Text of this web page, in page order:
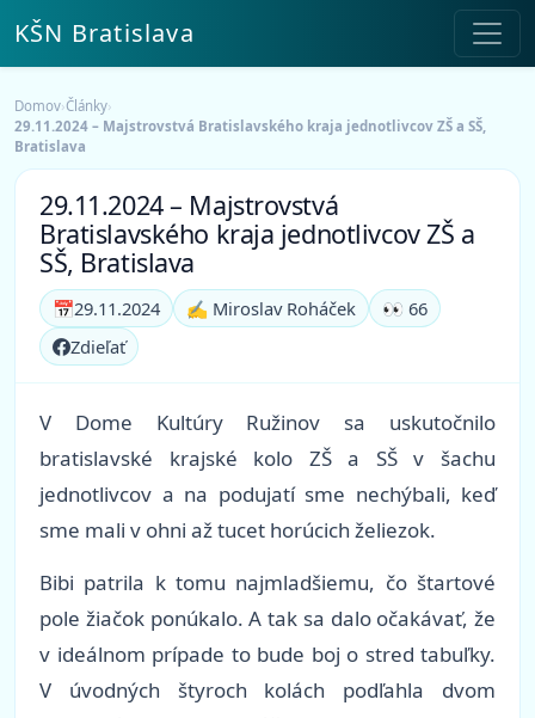
KŠN Bratislava
Domov›Články›
29.11.2024 – Majstrovstvá Bratislavského kraja jednotlivcov ZŠ a SŠ,
Bratislava
29.11.2024 – Majstrovstvá
Bratislavského kraja jednotlivcov ZŠ a
SŠ, Bratislava
📅29.11.2024 ✍️ Miroslav Roháček
👀 66
Zdieľať
V Dome Kultúry Ružinov sa uskutočnilo
bratislavské krajské kolo ZŠ a SŠ v šachu
jednotlivcov a na podujatí sme nechýbali, keď
sme mali v ohni až tucet horúcich želiezok.
Bibi patrila k tomu najmladšiemu, čo štartové
pole žiačok ponúkalo. A tak sa dalo očakávať, že
v ideálnom prípade to bude boj o stred tabuľky.
V úvodných štyroch kolách podľahla dvom